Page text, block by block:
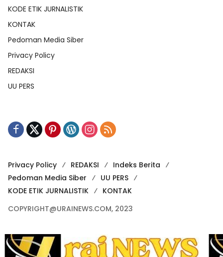
KODE ETIK JURNALISTIK
KONTAK
Pedoman Media Siber
Privacy Policy
REDAKSI
UU PERS
Privacy Policy REDAKSI
Indeks Berita
Pedoman Media Siber
UU PERS
KODE ETIK JURNALISTIK
KONTAK
COPYRIGHT@URAINEWS.COM, 2023